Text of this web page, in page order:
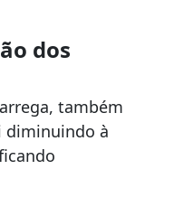
dos
também
diminuindo à